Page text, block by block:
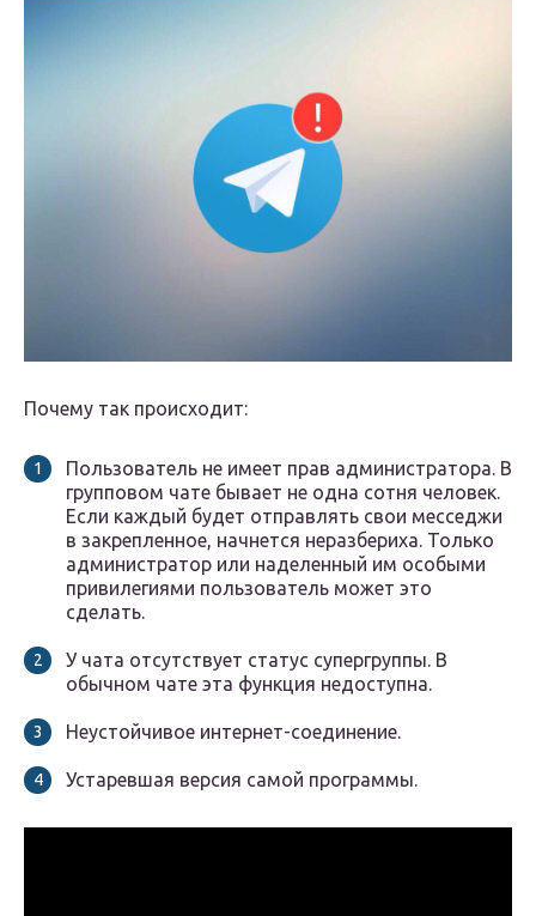
Почему так происходит:
Пользователь не имеет прав администратора. В
групповом чате бывает не одна сотня человек.
Если каждый будет отправлять свои месседжи
в закрепленное, начнется неразбериха. Только
администратор или наделенный им особыми
привилегиями пользователь может это
сделать.
У чата отсутствует статус супергруппы. В
обычном чате эта функция недоступна.
Неустойчивое интернет-соединение.
Устаревшая версия самой программы.